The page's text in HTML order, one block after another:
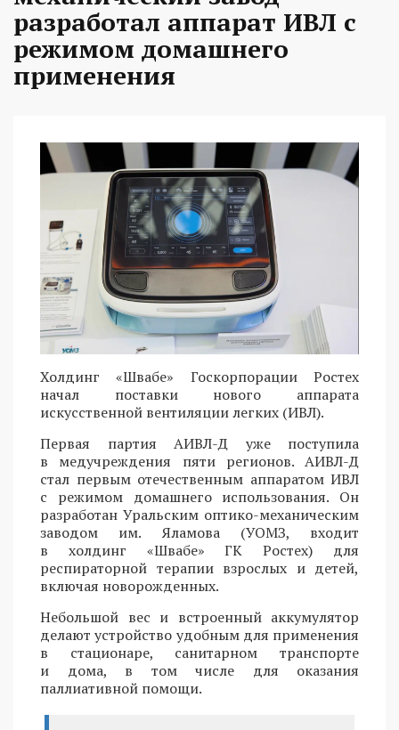
разработал аппарат ИВЛ с
режимом домашнего
применения
Холдинг «Швабе» Госкорпорации Ростех
начал поставки нового аппарата
искусственной вентиляции легких (ИВЛ).
Первая партия АИВЛ-Д уже поступила
в медучреждения пяти регионов. АИВЛ-Д
стал первым отечественным аппаратом ИВЛ
с режимом домашнего использования. Он
разработан Уральским оптико-механическим
заводом им. Яламова (УОМЗ, входит
в холдинг «Швабе» ГК Ростех) для
респираторной терапии взрослых и детей,
включая новорожденных.
Небольшой вес и встроенный аккумулятор
делают устройство удобным для применения
в стационаре, санитарном транспорте
и дома, в том числе для оказания
паллиативной помощи.